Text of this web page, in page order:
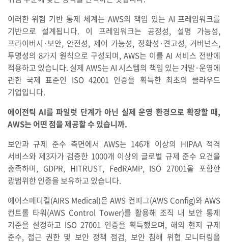
이러한 위험 기반 통제 체계는 AWS의 책임 있는 AI 프레임워크를
기반으로 설계됩니다. 이 프레임워크는 공정성, 설명 가능성,
프라이버시·보안, 안전성, 제어 가능성, 정확성·견고성, 거버넌스,
투명성의 8가지 원칙으로 구성되며, AWS는 이를 AI 서비스 전반에
적용하고 있습니다. 실제 AWS는 AI 시스템의 책임 있는 개발·운영에
관한 국제 표준인 ISO 42001 인증을 획득한 최초의 클라우드
기업입니다.
에이전틱 AI를 파일럿 단계가 아닌 실제 운영 환경으로 확장할 때,
AWS는 어떤 점을 제공할 수 있습니까.
보안과 규제 준수 측면에서 AWS는 146개 이상의 HIPAA 적격
서비스와 제3자가 검증한 1000개 이상의 글로벌 규제 준수 요건을
충족하며, GDPR, HITRUST, FedRAMP, ISO 27001을 포함한
광범위한 인증을 보유하고 있습니다.
에어스메디컬(AIRS Medical)은 AWS 컨피그(AWS Config)와 AWS
컨트롤 타워(AWS Control Tower)를 활용해 조직 내 보안 통제
기준을 설정하고 ISO 27001 인증을 획득했으며, 해외 현지 규제
준수, 접근 권한 및 보안 정책 점검, 보안 침해 위협 모니터링을